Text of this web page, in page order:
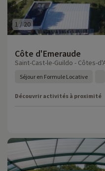
1 /20
Côte d'Emeraude
Saint-Cast-le-Guildo - Côtes-
Séjour en Formule Locative
Découvrir activités à proximité